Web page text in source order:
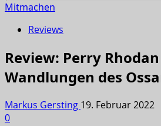
Mitmachen
Reviews
Review: Perry
Wandlungen des
Markus Gersting 19. Februar 2022
0